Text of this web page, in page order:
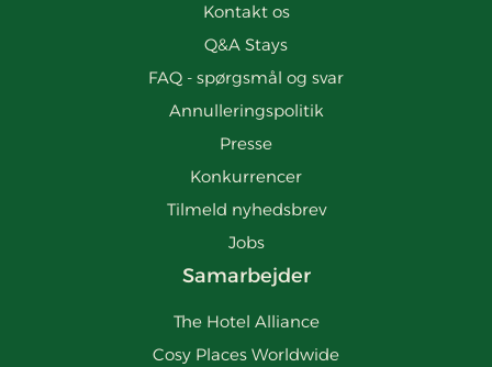
Kontakt os
Q&A Stays
FAQ - spørgsmål og svar
Annulleringspolitik
Presse
Konkurrencer
Tilmeld nyhedsbrev
Jobs
Samarbejder
The Hotel Alliance
Cosy Places Worldwide